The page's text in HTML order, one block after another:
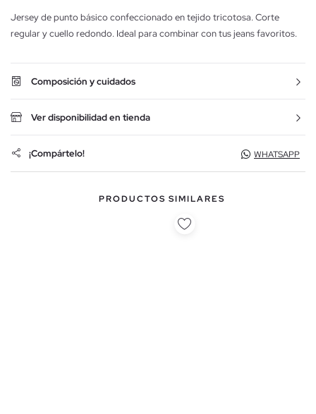
Jersey de punto básico confeccionado en tejido tricotosa. Corte
regular y cuello redondo. Ideal para combinar con tus jeans favoritos.
Composición y cuidados
Ver disponibilidad en tienda
¡Compártelo! WHATSAPP
PRODUCTOS SIMILARES